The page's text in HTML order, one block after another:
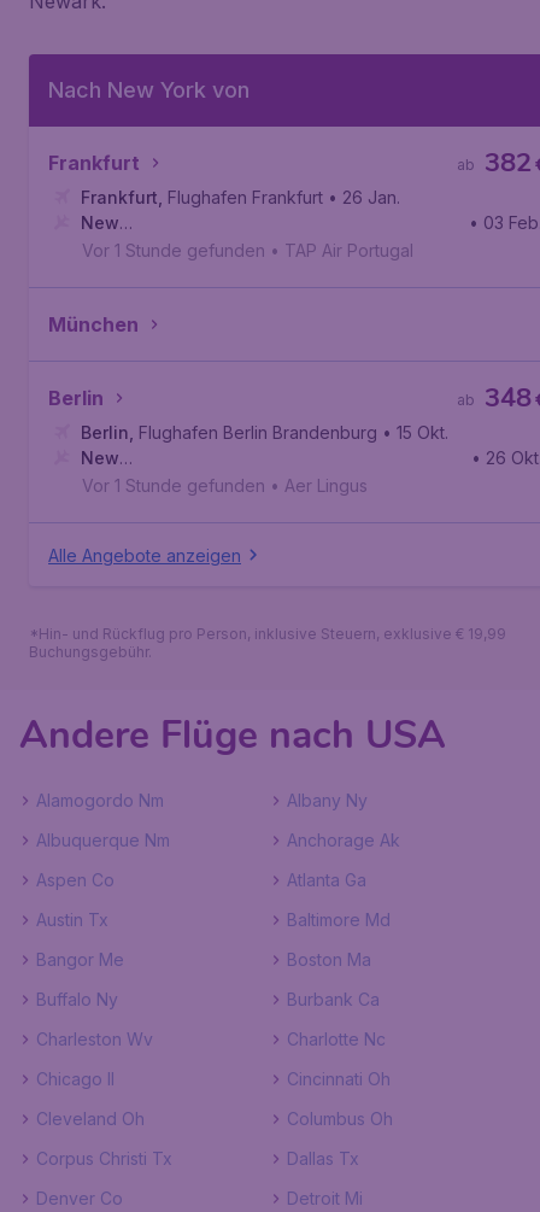
Nach New York von
Frankfurt 382
ab
Frankfurt Flughafen Frankfurt • 26 Jan.
New
York, Internationaler Flughafen John F. Kennedy
• 03
Vor 1 Stunde gefunden • TAP Air Portugal
München
Berlin 348
ab
Berlin Flughafen Berlin Brandenburg • 15 Okt.
New
York, Internationaler Flughafen John F. Kennedy
• 26
Vor 1 Stunde gefunden • Aer Lingus
Alle Angebote anzeigen
*Hin- und Rückflug pro Person, inklusive Steuern, exklusive € 19,99
Buchungsgebühr.
Andere Flüge nach USA
Alamogordo Nm
Albany Ny
Albuquerque Nm
Anchorage Ak
Aspen Co
Atlanta Ga
Austin Tx
Baltimore Md
Bangor Me
Boston Ma
Buffalo Ny
Burbank Ca
Charleston Wv
Charlotte Nc
Chicago Il
Cincinnati Oh
Cleveland Oh
Columbus Oh
Corpus Christi Tx
Dallas Tx
Denver Co
Detroit Mi